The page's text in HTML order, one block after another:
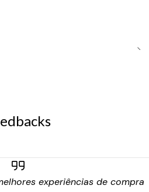
experiências de compra